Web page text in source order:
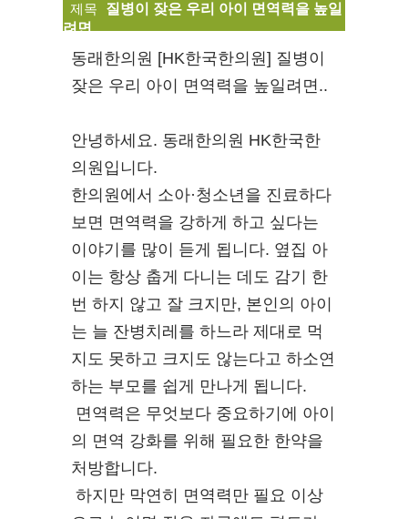
제목
질병이 잦은 우리 아이 면역력을 높일
려면..
동래한의원 [HK한국한의원] 질병이
잦은 우리 아이 면역력을 높일려면..
안녕하세요. 동래한의원 HK한국한
의원입니다.
한의원에서 소아·청소년을 진료하다
보면 면역력을 강하게 하고 싶다는
이야기를 많이 듣게 됩니다. 옆집 아
이는 항상 춥게 다니는 데도 감기 한
번 하지 않고 잘 크지만, 본인의 아이
는 늘 잔병치레를 하느라 제대로 먹
지도 못하고 크지도 않는다고 하소연
하는 부모를 쉽게 만나게 됩니다.
면역력은 무엇보다 중요하기에 아이
의 면역 강화를 위해 필요한 한약을
처방합니다.
하지만 막연히 면역력만 필요 이상